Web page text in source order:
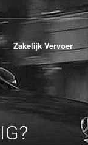
Zakelijk Vervoer